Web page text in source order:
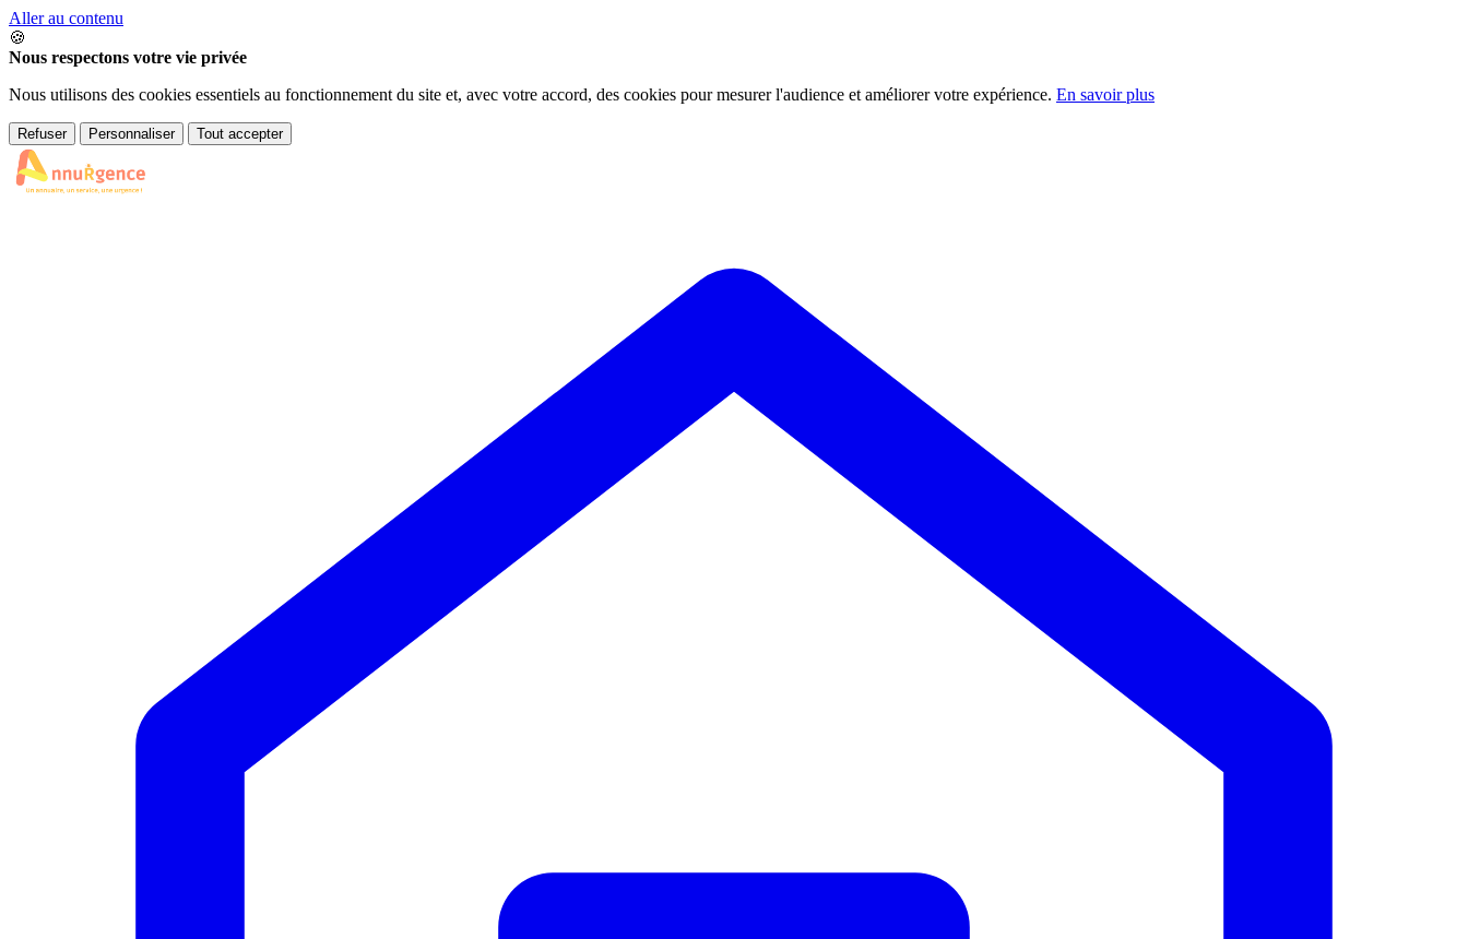
Aller au contenu
🍪
Nous respectons votre vie privée
Nous utilisons des cookies essentiels au fonctionnement du site et, avec votre accord, des cookies pour mesurer l'audience et améliorer votre expérience. En savoir plus
Refuser Personnaliser Tout accepter